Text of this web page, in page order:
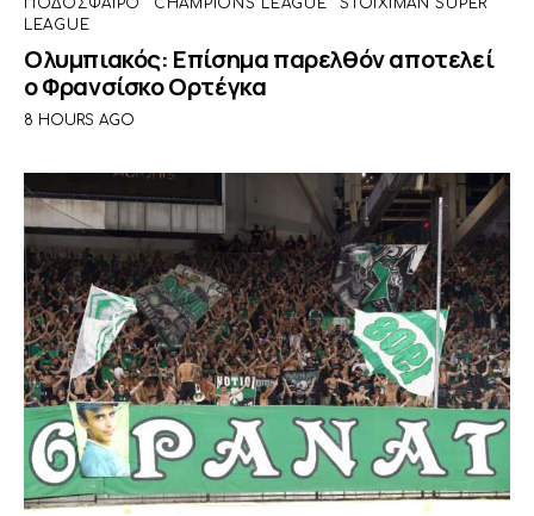
ΠΟΔΌΣΦΑΙΡΟ CHAMPIONS LEAGUE
STOIXIMAN SUPER
LEAGUE
Ολυμπιακός: Επίσημα παρελθόν αποτελεί
ο Φρανσίσκο Ορτέγκα
8 HOURS AGO